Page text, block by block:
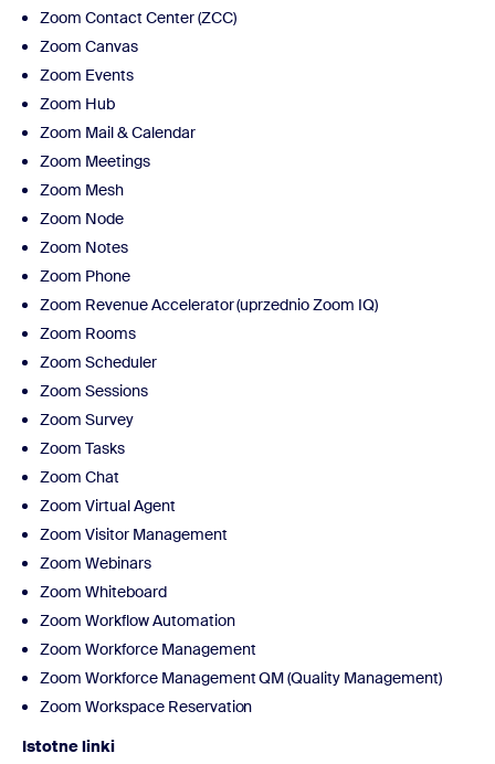
Zoom Contact Center (ZCC)
Zoom Canvas
Zoom Events
Zoom Hub
Zoom Mail & Calendar
Zoom Meetings
Zoom Mesh
Zoom Node
Zoom Notes
Zoom Phone
Zoom Revenue Accelerator (uprzednio Zoom IQ)
Zoom Rooms
Zoom Scheduler
Zoom Sessions
Zoom Survey
Zoom Tasks
Zoom Chat
Zoom Virtual Agent
Zoom Visitor Management
Zoom Webinars
Zoom Whiteboard
Zoom Workflow Automation
Zoom Workforce Management
Zoom Workforce Management QM (Quality Management)
Zoom Workspace Reservation
Istotne linki